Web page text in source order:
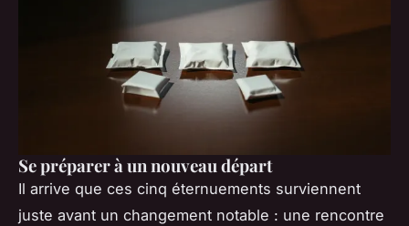
Se préparer à un nouveau départ
Il arrive que ces cinq éternuements surviennent
juste avant un changement notable : une rencontre